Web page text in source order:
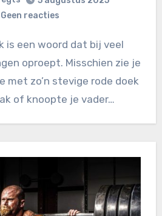
Geen reacties
oproept. Misschien zie je
met zo’n stevige rode doek
of knoopte je vader…